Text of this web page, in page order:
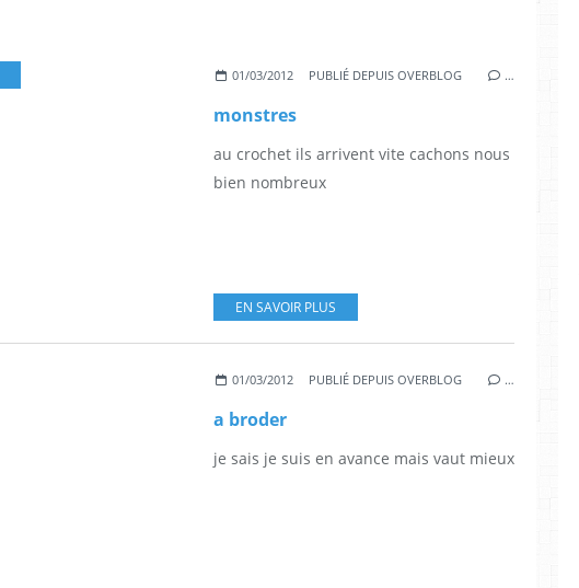
01/03/2012 PUBLIÉ DEPUIS OVERBLOG …
monstres
au crochet ils arrivent vite cachons nous
bien nombreux
EN SAVOIR PLUS
01/03/2012 PUBLIÉ DEPUIS OVERBLOG …
a broder
je sais je suis en avance mais vaut mieux